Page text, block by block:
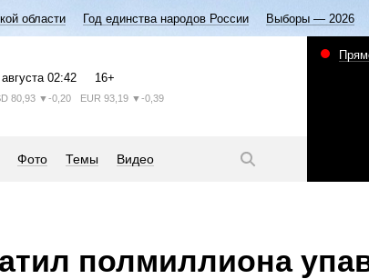
области Год единства народов России Выборы — 2026
02:42 16+
80,93 ▼-0,20 EUR 93,19 ▼-0,39
Фото Темы Видео
полмиллиона